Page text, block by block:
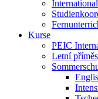
Kurse
PEIC
Letní